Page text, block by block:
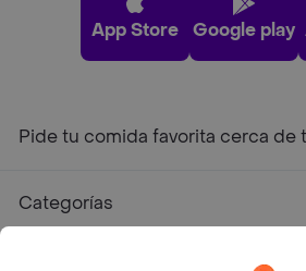
App Store Google play
Pide tu comida favorita cerca de
Categorías